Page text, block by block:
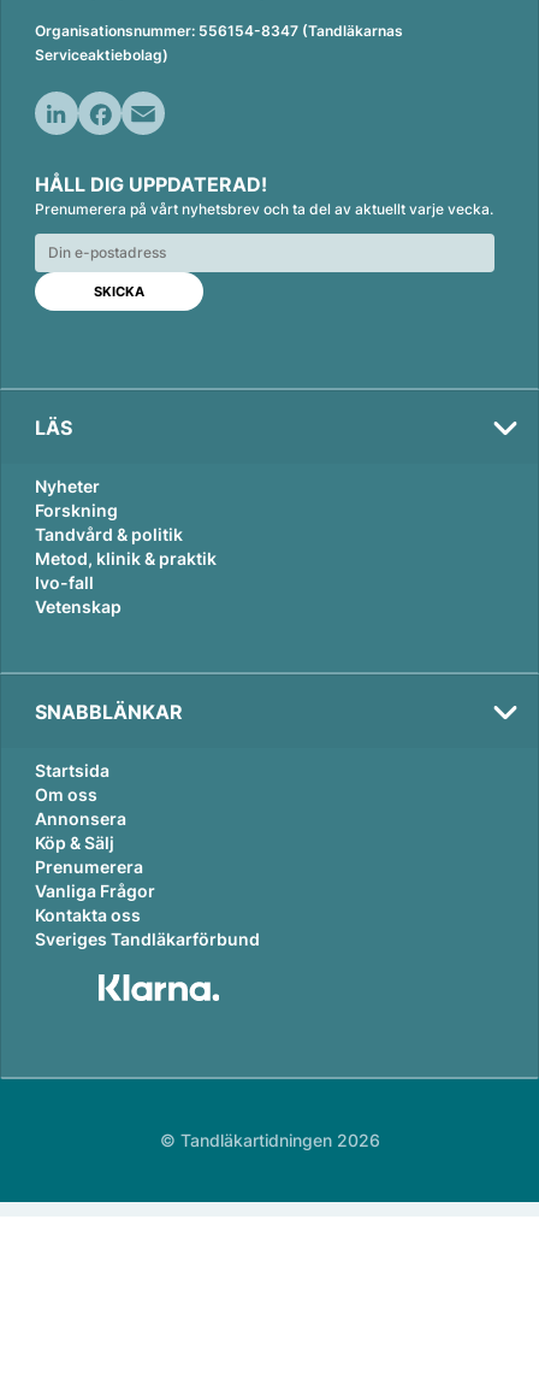
Organisationsnummer: 556154-8347 (Tandläkarnas
Serviceaktiebolag)
n
k
e
d
n
c
e
b
o
o
k
a
i
l
HÅLL DIG UPPDATERAD!
Prenumerera på vårt nyhetsbrev och ta del av aktuellt varje vecka.
LÄS
Nyheter
Forskning
Tandvård & politik
Metod, klinik & praktik
Ivo-fall
Vetenskap
SNABBLÄNKAR
Startsida
Om oss
Annonsera
Köp & Sälj
Prenumerera
Vanliga Frågor
Kontakta oss
Sveriges Tandläkarförbund
© Tandläkartidningen 2026